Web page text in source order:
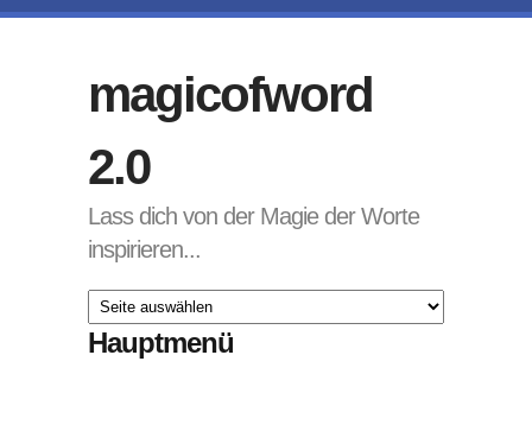
magicofword
2.0
Lass dich von der Magie der Worte
inspirieren...
Hauptmenü